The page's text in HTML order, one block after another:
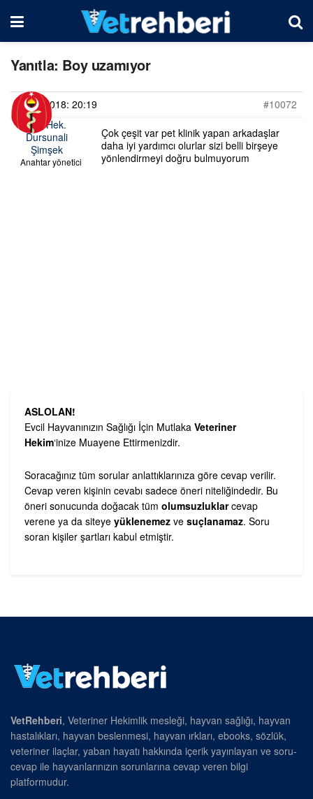
Yanıtla: Boy uzamıyor
07/02/2018: 20:19
#10072
Vet. Hek.
Dursunali
Şimşek
Anahtar yönetici
Çok çeşit var pet klinik yapan arkadaşlar
daha iyi yardımcı olurlar sizi belli birşeye
yönlendirmeyi doğru bulmuyorum
ASLOLAN!
Evcil Hayvanınızın Sağlığı İçin Mutlaka Veteriner
Hekim‘inize Muayene Ettirmenizdir.
Soracağınız tüm sorular anlattıklarınıza göre cevap verilir.
Cevap veren kişinin cevabı sadece öneri niteliğindedir. Bu
öneri sonucunda doğacak tüm olumsuzluklarcevap
verene ya da siteye yüklenemez ve suçlanamaz. Soru
soran kişiler şartları kabul etmiştir.
VetRehberi, Veteriner Hekimlik mesleği, hayvan sağlığı, hayvan
hastalıkları, hayvan beslenmesi, hayvan ırkları, ebooks, sözlük,
veteriner ilaçlar, yaban hayatı hakkında içerik yayınlayan ve soru-
cevap ile hayvanlarınızın sorunlarına cevap veren bilgi
platformudur.